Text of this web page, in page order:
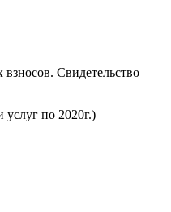
Свидетельство
услуг по 2020г.)